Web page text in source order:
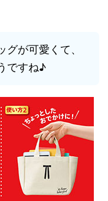
が可愛くて、
ですね♪